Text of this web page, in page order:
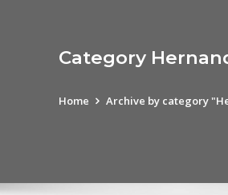
Category
Home Archive by category